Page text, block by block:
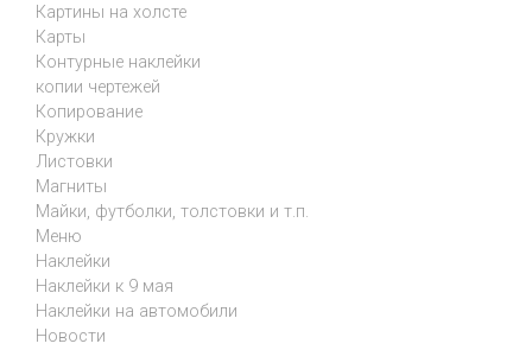
Картины на холсте
Карты
Контурные наклейки
копии чертежей
Копирование
Кружки
Листовки
Магниты
Майки, футболки, толстовки и т.п.
Меню
Наклейки
Наклейки к 9 мая
Наклейки на автомобили
Новости